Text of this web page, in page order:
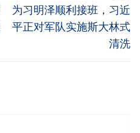
Next
post:
为习明泽顺利接班，习近
平正对军队实施斯大林式
清洗